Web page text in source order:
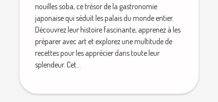
nouilles soba, ce trésor de la gastronomie
japonaise qui séduit les palais du monde entier.
Découvrez leur histoire fascinante, apprenez à les
préparer avec art et explorez une multitude de
recettes pour les apprécier dans toute leur
splendeur. Cet...